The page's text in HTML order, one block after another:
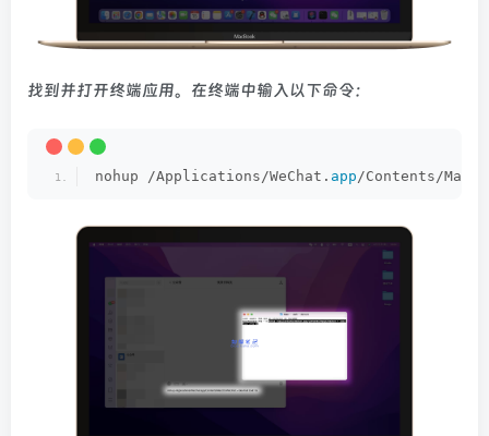
找到并打开终端应用。在终端中输入以下命令：
nohup /Applications/WeChat. app /Contents/